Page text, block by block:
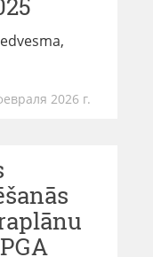
2026 г.